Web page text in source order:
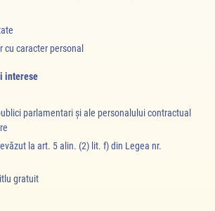
Adelina Dobra la
COSAC de la Dublin:
– un instrument esențial
competitivității economiei
cu caracter personal
interese
parlamentari şi ale personalului contractual
la art. 5 alin. (2) lit. f) din Legea nr.
gratuit